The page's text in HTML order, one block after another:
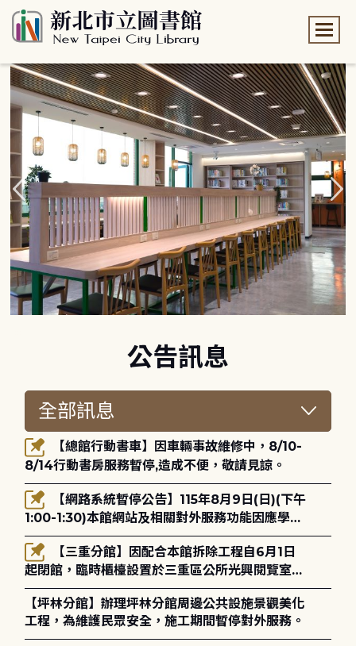
公告訊息
8/14行動書房服務暫停,造成不便，敬請見諒。
1:00-1:30)本館網站及相關對外服務功能因應學術
網路升級更新將暫停服務。
起閉館，臨時櫃檯設置於三重區公所光興閱覽室，
造成不便，敬請見諒。
【坪林分館】辦理坪林分館周邊公共設施景觀美化
工程，為維護民眾安全，施工期間暫停對外服務。